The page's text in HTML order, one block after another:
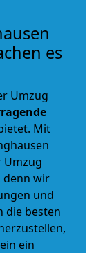
es
Umzug
Mit
Umzug
denn wir
und
die besten
ein